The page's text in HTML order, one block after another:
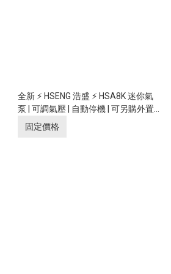
全新 ⚡ HSENG 浩盛 ⚡ HSA8K 迷你氣
泵 | 可調氣壓 | 自動停機 | 可另購外置
12V充電池使用 (模型制作,高清化妝及
固定價格